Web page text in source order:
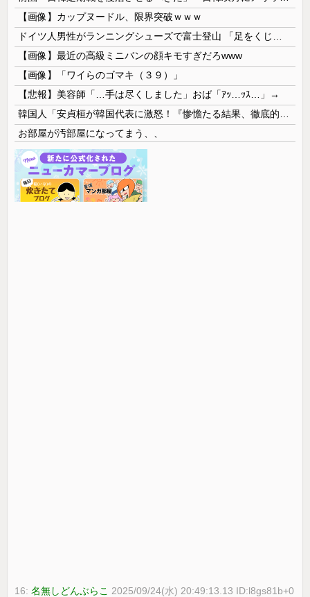
【画像】カップヌードル、限界突破ｗｗｗ
【画像】最近の高級ミニバンの顔キモすぎだろwww
【画像】「ワイらのゴマキ（３９）」
【悲報】美容師「…手は尽くしました」おば「ｱｯ…ｯｽ…」→
お部屋が汚部屋になってまう、、
16:名無しどんぶらこ 2025/09/24(水) 20:49:13.13 ID:l8gs81b+0